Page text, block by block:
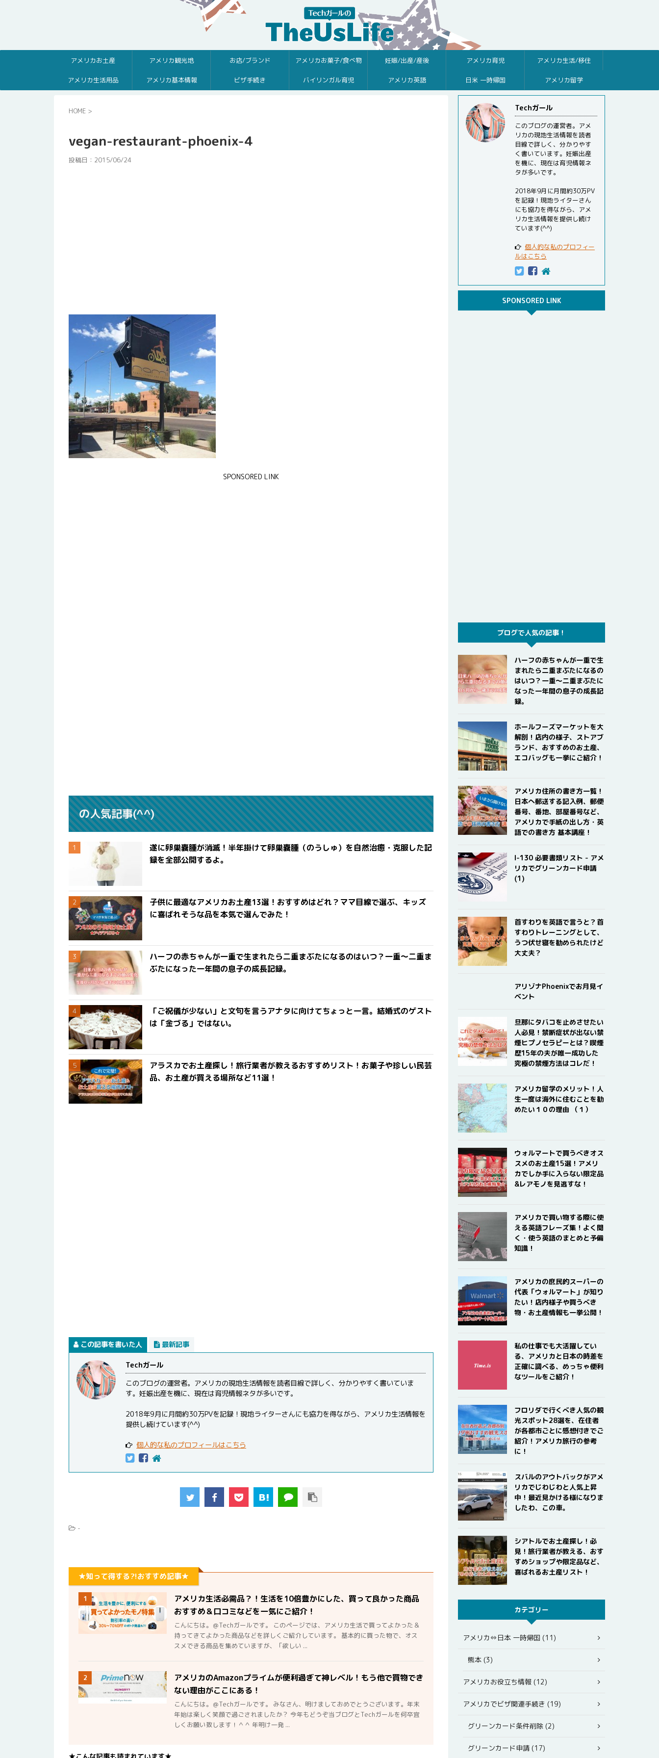
アメリカお土産 アメリカ観光地 お店/ブランド アメリカお菓子/食べ物 妊娠/出産/産後 アメリカ育児 アメリカ生活/移住
アメリカ生活用品 アメリカ基本情報 ビザ手続き バイリンガル育児 アメリカ英語 日米 一時帰国 アメリカ留学
HOME >
vegan-restaurant-phoenix-4
投稿日： 2015/06/24
SPONSORED LINK
の人気記事(^^)
遂に卵巣嚢腫が消滅！半年掛けて卵巣嚢腫（のうしゅ）を自然治癒・克服した記
録を全部公開するよ。
子供に最適なアメリカお土産13選！おすすめはどれ？ママ目線で選ぶ、キッズ
に喜ばれそうな品を本気で選んでみた！
ハーフの赤ちゃんが一重で生まれたら二重まぶたになるのはいつ？一重〜二重ま
ぶたになった一年間の息子の成長記録。
「ご祝儀が少ない」と文句を言うアナタに向けてちょっと一言。結婚式のゲスト
は「金づる」ではない。
アラスカでお土産探し！旅行業者が教えるおすすめリスト！お菓子や珍しい民芸
品、お土産が買える場所など11選！
この記事を書いた人 最新記事
Techガール
このブログの運営者。アメリカの現地生活情報を読者目線で詳しく、分かりやすく書いていま
す。妊娠出産を機に、現在は育児情報ネタが多いです。
2018年9月に月間約30万PVを記録！現地ライターさんにも協力を得ながら、アメリカ生活情報を
提供し続けています(^^)
個人的な私のプロフィールはこちら
-
★知って得する?!おすすめ記事★
1
アメリカ生活必需品？！生活を10倍豊かにした、買って良かった商品
おすすめ＆口コミなどを一気にご紹介！
こんにちは。＠Techガールです。 このページでは、アメリカ生活で買ってよかった＆
持ってきてよかった商品などを詳しくご紹介しています。 基本的に買った物で、オス
スメできる商品を集めていますが、「欲しい ...
2
アメリカのAmazonプライムが便利過ぎて神レベル！もう他で買物でき
ない理由がここにある！
こんにちは。＠Techガールです。 みなさん、明けましておめでとうございます。年末
年始は楽しく笑顔で過ごされましたか？ 今年もどうぞ当ブログとTechガールを何卒宜
しくお願い致します！＾＾ 年明け一発 ...
Techガール
このブログの運営者。アメ
リカの現地生活情報を読者
目線で詳しく、分かりやす
く書いています。妊娠出産
を機に、現在は育児情報ネ
タが多いです。
2018年9月に月間約30万PV
を記録！現地ライターさん
にも協力を得ながら、アメ
リカ生活情報を提供し続け
ています(^^)
個人的な私のプロフィー
ルはこちら
SPONSORED LINK
ブログで人気の記事！
ハーフの赤ちゃんが一重で生
まれたら二重まぶたになるの
はいつ？一重〜二重まぶたに
なった一年間の息子の成長記
録。
ホールフーズマーケットを大
解剖！店内の様子、ストアブ
ランド、おすすめのお土産、
エコバッグも一挙にご紹介！
アメリカ住所の書き方一覧！
日本へ郵送する記入例、郵便
番号、番地、部屋番号など、
アメリカで手紙の出し方・英
語での書き方 基本講座！
I-130 必要書類リスト - アメ
リカでグリーンカード申請
(1)
首すわりを英語で言うと？首
すわりトレーニングとして、
うつ伏せ寝を勧められたけど
大丈夫？
アリゾナPhoenixでお月見イ
ベント
旦那にタバコを止めさせたい
人必見！禁断症状が出ない禁
煙ヒプノセラピーとは？喫煙
歴15年の夫が唯一成功した
究極の禁煙方法はコレだ！
アメリカ留学のメリット！人
生一度は海外に住むことを勧
めたい１０の理由 （１）
ウォルマートで買うべきオス
スメのお土産15選！アメリ
カでしか手に入らない限定品
&レアモノを見逃すな！
アメリカで買い物する際に使
える英語フレーズ集！よく聞
く・使う英語のまとめと予備
知識！
アメリカの庶民的スーパーの
代表「ウォルマート」が知り
たい！店内様子や買うべき
物・お土産情報も一挙公開！
私の仕事でも大活躍してい
る、アメリカと日本の時差を
正確に調べる、めっちゃ便利
なツールをご紹介！
フロリダで行くべき人気の観
光スポット28選を、在住者
が各都市ごとに感想付きでご
紹介！アメリカ旅行の参考
に！
スバルのアウトバックがアメ
リカでじわじわと人気上昇
中！最近見かける様になりま
したわ、この車。
シアトルでお土産探し！必
見！旅行業者が教える、おす
すめショップや限定品など、
喜ばれるお土産リスト！
カテゴリー
アメリカ⇔日本 一時帰国 (11)
熊本 (3)
アメリカお役立ち情報 (12)
アメリカでビザ関連手続き (19)
グリーンカード条件削除 (2)
グリーンカード申請 (17)